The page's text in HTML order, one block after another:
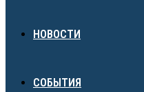
НОВОСТИ
СОБЫТИЯ